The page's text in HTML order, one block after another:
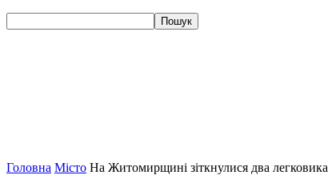
Головна Місто На Житомирщині зіткнулися два легковика